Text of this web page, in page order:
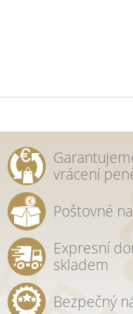
vrácení
Poštovné
Expresní
skladem
Bezpečný